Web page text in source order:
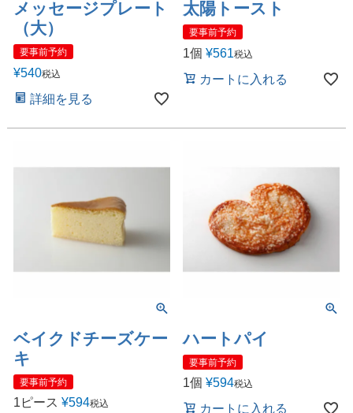
メッセージプレート
（大）
要事前予約
¥540税込
詳細を見る
太陽トースト
要事前予約
1個 ¥561税込
カートに入れる
ベイクドチーズケー
キ
要事前予約
1ピース ¥594税込
ハートパイ
要事前予約
1個 ¥594税込
カートに入れる